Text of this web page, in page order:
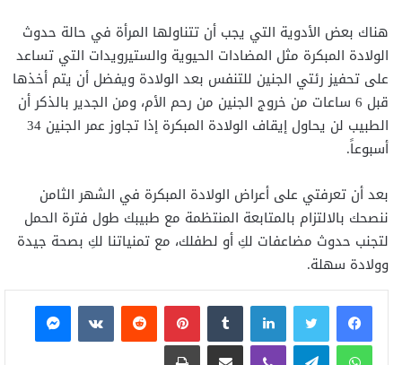
هناك بعض الأدوية التي يجب أن تتناولها المرأة في حالة حدوث
الولادة المبكرة مثل المضادات الحيوية والستيرويدات التي تساعد
على تحفيز رئتي الجنين للتنفس بعد الولادة ويفضل أن يتم أخذها
قبل 6 ساعات من خروج الجنين من رحم الأم، ومن الجدير بالذكر أن
الطبيب لن يحاول إيقاف الولادة المبكرة إذا تجاوز عمر الجنين 34
أسبوعاً.
بعد أن تعرفتي على أعراض الولادة المبكرة في الشهر الثامن
ننصحك بالالتزام بالمتابعة المنتظمة مع طبيبك طول فترة الحمل
لتجنب حدوث مضاعفات لكِ أو لطفلك، مع تمنياتنا لكِ بصحة جيدة
وولادة سهلة.
فيسبوكتويتر لينكدإن بينتيريست
ماسنجر
واتساب تيلقرام ڤايبر مشاركة عبر البريد طباعة